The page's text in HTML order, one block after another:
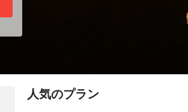
人気のプラン